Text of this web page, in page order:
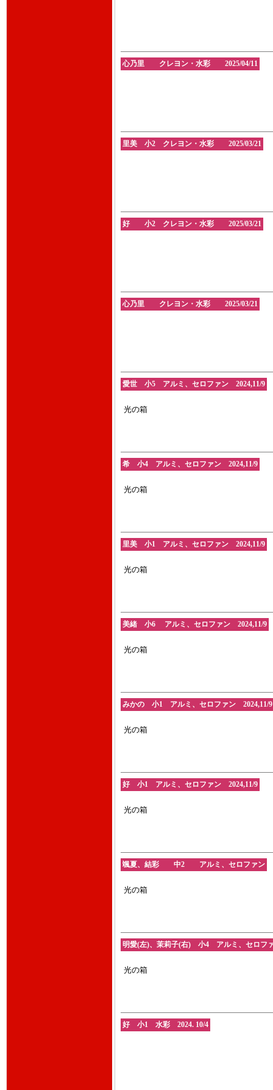
心乃里 クレヨン・水彩 2025/04/11
里美 小2 クレヨン・水彩 2025/03/21
好 小2 クレヨン・水彩 2025/03/21
心乃里 クレヨン・水彩 2025/03/21
愛世 小5 アルミ、セロファン 2024,11/9
光の箱
希 小4 アルミ、セロファン 2024,11/9
光の箱
里美 小1 アルミ、セロファン 2024,11/9
光の箱
美緒 小6 アルミ、セロファン 2024,11/9
光の箱
みかの 小1 アルミ、セロファン 2024,11/9
光の箱
好 小1 アルミ、セロファン 2024,11/9
光の箱
颯夏、結彩 中2 アルミ、セロファン
光の箱
明愛(左)、茉莉子(右) 小4 アルミ、セロフ
光の箱
好 小1 水彩 2024. 10/4